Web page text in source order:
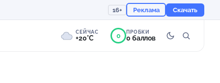
16+ Реклама Скачать
СЕЙЧАС
+20°C 0 ПРОБКИ
0 баллов